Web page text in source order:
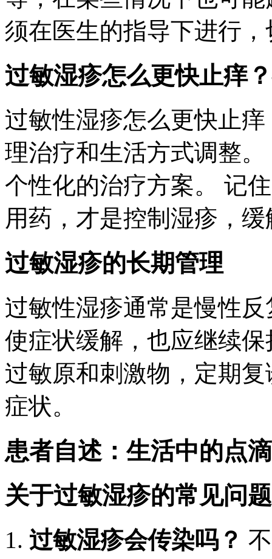
须在医生的指导下进行
过敏湿疹怎么更快止痒
过敏性湿疹怎么更快止
理治疗和生活方式调整
个性化的治疗方案。 记
用药，才是控制湿疹，
过敏湿疹的长期管理
过敏性湿疹通常是慢性
使症状缓解，也应继续
过敏原和刺激物，定期
症状。
患者自述：生活中的点滴
关于过敏湿疹的常见问题
1. 过敏湿疹会传染吗？